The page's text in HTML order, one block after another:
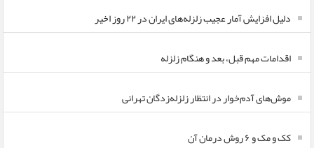
دلیل افزایش آمار عجیب زلزله‌های ایران در ۲۲ روز اخیر
اقدامات مهم قبل، بعد و هنگام زلزله
موش‌های آدم‌خوار در انتظار زلزله‌زدگان تهرانی
کک و مک و ۶ روش درمان آن